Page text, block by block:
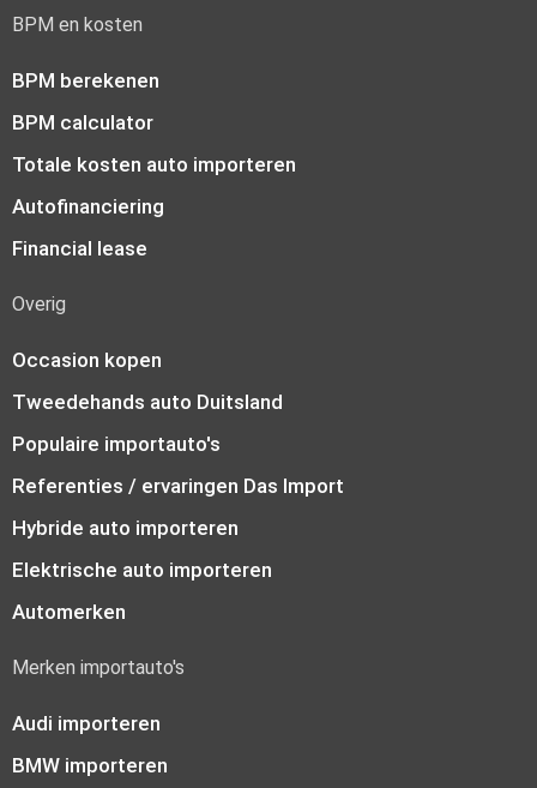
BPM en kosten
BPM berekenen
BPM calculator
Totale kosten auto importeren
Autofinanciering
Financial lease
Overig
Occasion kopen
Tweedehands auto Duitsland
Populaire importauto's
Referenties / ervaringen Das Import
Hybride auto importeren
Elektrische auto importeren
Automerken
Merken importauto's
Audi importeren
BMW importeren